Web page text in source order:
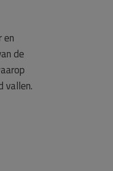
en
de
vallen.